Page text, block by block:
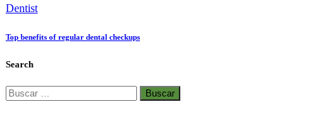
Dentist
Top benefits of regular dental checkups
Search